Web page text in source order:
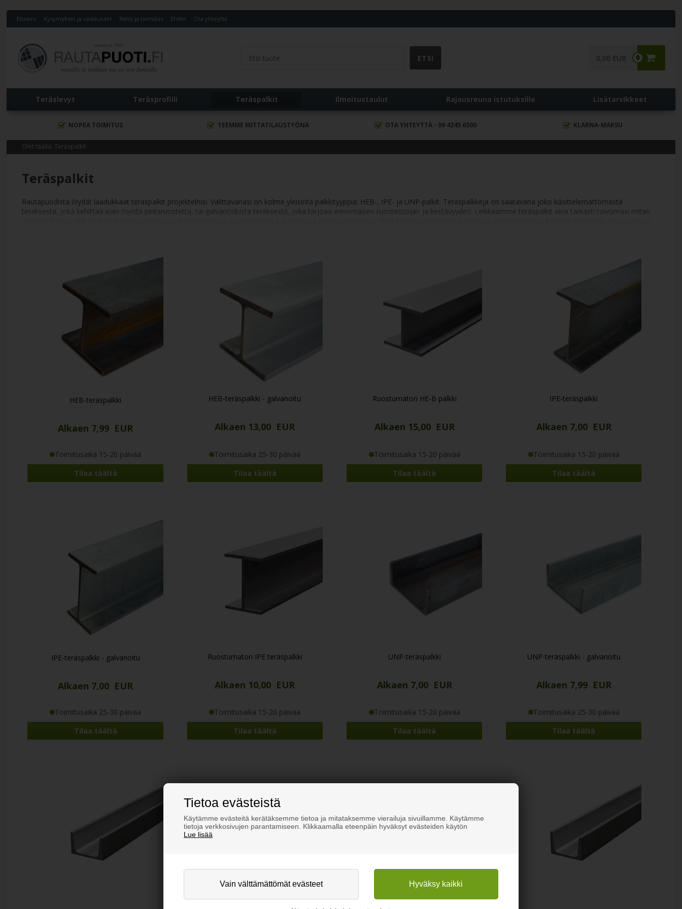
Tietoa evästeistä
Käytämme evästeitä kerätäksemme tietoa ja mitataksemme vierailuja sivuillamme. Käytämme
tietoja verkkosivujen parantamiseen. Klikkaamalla eteenpäin hyväksyt evästeiden käytön
Lue lisää
Etusivu Kysymykset ja vastaukset Rahti ja toimitus Ehdot Ota yhteyttä
0
0,00 EUR
Teräslevyt Teräsprofiili Teräspalkit Ilmoitustaulut Rajausreuna istutuksille Lisätarvikkeet
NOPEA TOIMITUS TEEMME MITTATILAUSTYÖNÄ OTA YHTEYTTÄ - 09 4245 6500 KLARNA-MAKSU
Olet täällä:Teräspalkit
Teräspalkit
Rautapuodista löydät laadukkaat teräspalkit projekteihisi. Valittavanasi on kolme yleisintä palkkityyppiä: HEB-, IPE- ja UNP-palkit. Teräspalkkeja on saatavana joko käsittelemättömästä
teräksestä, joka kehittää ajan myötä pintaruostetta, tai galvanoidusta teräksestä, joka tarjoaa erinomaisen ruostesuojan ja kestävyyden. Leikkaamme teräspalkit aina tarkasti toivomasi mitan
HEB-teräspalkki
Alkaen 7,99 EUR
Toimitusaika 15-20 päivää
Tilaa täältä
HEB-teräspalkki - galvanoitu
Alkaen 13,00 EUR
Toimitusaika 25-30 päivää
Tilaa täältä
Ruostumaton HE-B palkki
Alkaen 15,00 EUR
Toimitusaika 15-20 päivää
Tilaa täältä
IPE-teräspalkki
Alkaen 7,00 EUR
Toimitusaika 15-20 päivää
Tilaa täältä
IPE-teräspalkki - galvanoitu
Alkaen 7,00 EUR
Toimitusaika 25-30 päivää
Tilaa täältä
Ruostumaton IPE teräspalkki
Alkaen 10,00 EUR
Toimitusaika 15-20 päivää
Tilaa täältä
UNP-teräspalkki
Alkaen 7,00 EUR
Toimitusaika 15-20 päivää
Tilaa täältä
UNP-teräspalkki - galvanoitu
Alkaen 7,99 EUR
Toimitusaika 25-30 päivää
Tilaa täältä